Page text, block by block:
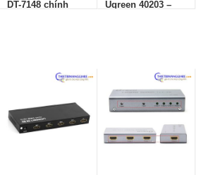
DT-7148 chính
Ugreen 40203 –